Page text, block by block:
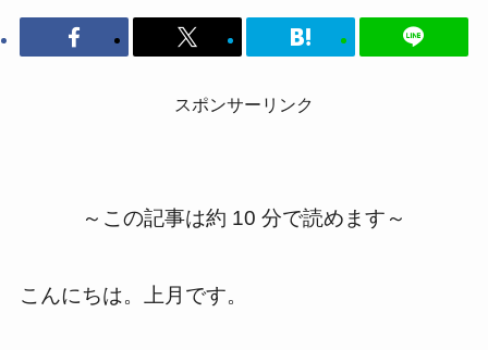
スポンサーリンク
～この記事は約 10 分で読めます～
こんにちは。上月です。